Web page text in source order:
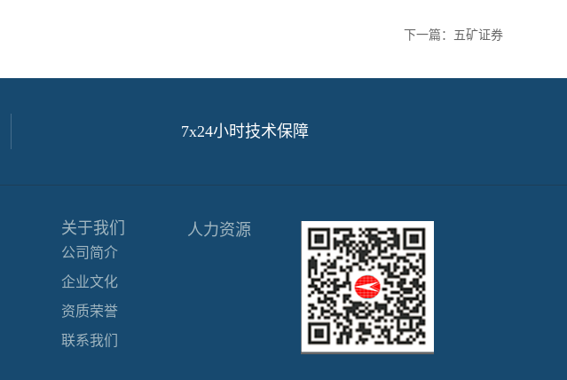
下一篇： 五矿证券
7x24小时技术保障
关于我们
公司简介
企业文化
资质荣誉
联系我们
人力资源